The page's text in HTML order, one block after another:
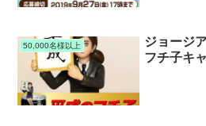
50,000名様以上
ジョージ
フチ子キ